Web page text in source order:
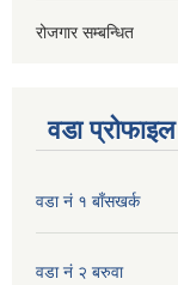
रोजगार सम्बन्धित
वडा प्रोफाइल
वडा नं १ बाँसखर्क
वडा नं २ बरुवा